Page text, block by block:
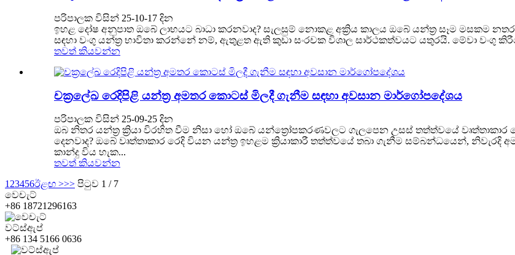
පරිපාලක විසින් 25-10-17 දින
ඉහළ දෝෂ අනුපාත ඔබේ ලාභයට බාධා කරනවාද? සැලසුම් නොකළ අක්‍රිය කාලය ඔබේ යන්ත්‍ර සෑම මසකම
සඳහා වංගු යන්ත්‍ර භාවිතා කරන්නේ නම්, ඇතුළත ඇති කුඩා සංරචක විශාල සාර්ථකත්වයට යතුරයි. මේවා වංගු
තවත් කියවන්න
චක්‍රලේඛ රෙදිපිළි යන්ත්‍ර අමතර කොටස් මිලදී ගැනීම සඳහා අවසාන මාර්ගෝපදේශය
පරිපාලක විසින් 25-09-25 දින
ඔබ නිතර යන්ත්‍ර ක්‍රියා විරහිත වීම නිසා හෝ ඔබේ යන්ත්‍රෝපකරණවලට ගැලපෙන උසස් තත්ත්වයේ
දෙනවාද? ඔබේ වෘත්තාකාර රෙදි වියන යන්ත්‍ර ඉහළම ක්‍රියාකාරී තත්ත්වයේ තබා ගැනීම සම්බන්ධයෙන්,
කාන්දු විය හැක...
තවත් කියවන්න
1 23456ඊළඟ >>> පිටුව 1 / 7
වෙචැට්
+86 18721296163
වට්ස්ඇප්
+86 134 5166 0636